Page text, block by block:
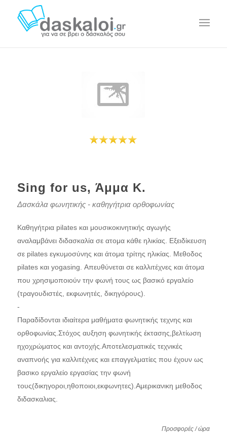
Sing for us, Άμμα Κ.
Δασκάλα φωνητικής - καθηγήτρια ορθοφωνίας
Καθηγήτρια pilates και μουσικοκινητικής αγωγής
αναλαμβάνει διδασκαλία σε ατομα κάθε ηλικίας. Εξειδίκευση
σε pilates εγκυμοσύνης και άτομα τρίτης ηλικίας. Μεθοδος
pilates και yogasing. Απευθύνεται σε καλλιτέχνες και άτομα
που χρησιμοποιούν την φωνή τους ως βασικό εργαλείο
(τραγουδιστές, εκφωνητές, δικηγόρους).
-
Παραδίδονται ιδιαίτερα μαθήματα φωνητικής τεχνης και
ορθοφωνίας.Στόχος αυξηση φωνητικής έκτασης,βελτίωση
ηχοχρώματος και αντοχής.Αποτελεσματικές τεχνικές
αναπνοής για καλλιτέχνες και επαγγελματίες που έχουν ως
βασικο εργαλείο εργασίας την φωνή
τους(δικηγοροι,ηθοποιοι,εκφωνητες).Αμερικανικη μεθοδος
διδασκαλιας.
Προσφορές / ώρα